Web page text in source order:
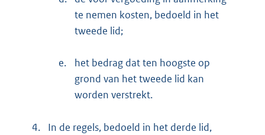
te nemen kosten, bedoeld in het
tweede lid;
e.
het bedrag dat ten hoogste op
grond van het tweede lid kan
worden verstrekt.
4.
In de regels, bedoeld in het derde lid,